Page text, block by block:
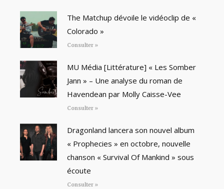
The Matchup dévoile le vidéoclip de «
Colorado »
Consulter »
MU Média [Littérature] « Les Somber
Jann » – Une analyse du roman de
Havendean par Molly Caisse-Vee
Consulter »
Dragonland lancera son nouvel album
« Prophecies » en octobre, nouvelle
chanson « Survival Of Mankind » sous
écoute
Consulter »